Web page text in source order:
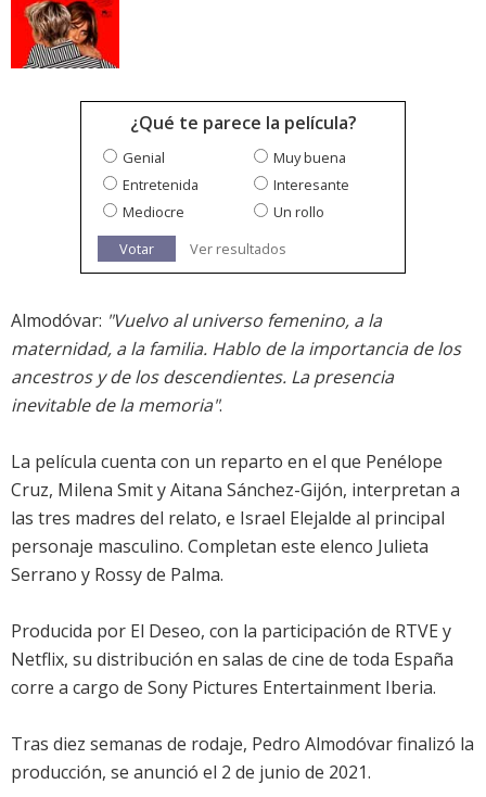
¿Qué te parece la película?
Genial
Muy buena
Entretenida
Interesante
Mediocre
Un rollo
Votar
Ver resultados
Almodóvar: "Vuelvo al universo femenino, a la
maternidad, a la familia. Hablo de la importancia de los
ancestros y de los descendientes. La presencia
inevitable de la memoria".
La película cuenta con un reparto en el que Penélope
Cruz, Milena Smit y Aitana Sánchez-Gijón, interpretan a
las tres madres del relato, e Israel Elejalde al principal
personaje masculino. Completan este elenco Julieta
Serrano y Rossy de Palma.
Producida por El Deseo, con la participación de RTVE y
Netflix, su distribución en salas de cine de toda España
corre a cargo de Sony Pictures Entertainment Iberia.
Tras diez semanas de rodaje, Pedro Almodóvar finalizó la
producción, se anunció el 2 de junio de 2021.